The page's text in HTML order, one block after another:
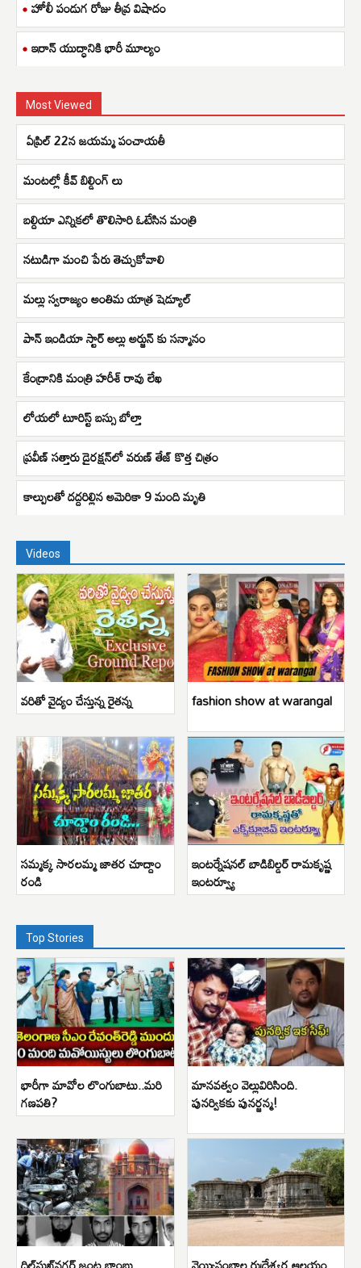
హోలీ పండుగ రోజు తీవ్ర విషాదం
ఇరాన్ యుద్ధానికి భారీ మూల్యం
Most Viewed
ఏప్రిల్ 22న జయమ్మ పంచాయతీ
మంటల్లో కీవ్ బిల్డింగ్ లు
బల్దియా ఎన్నికలో తొలిసారి ఓటేసిన మంత్రి
నటుడిగా మంచి పేరు తెచ్చుకోవాలి
మల్లు స్వరాజ్యం అంతిమ యాత్ర షెడ్యూల్
పాన్ ఇండియా స్టార్ అల్లు అర్జున్ కు సన్మానం
కేంద్రానికి మంత్రి హరీశ్ రావు లేఖ
లోయలో టూరిస్ట్ బస్సు బోల్తా
ప్రవీణ్ సత్తారు డైరక్షన్‌లో వరుణ్ తేజ్ కొత్త చిత్రం
కాల్పులతో దద్దరిల్లిన అమెరికా 9 మంది మృతి
Videos
వరితో వైద్యం చేస్తున్న రైతన్న fashion show at warangal
సమ్మక్క సారలమ్మ జాతర చూద్దాం
రండి
ఇంటర్నేషనల్ బాడిబిల్డర్ రామకృష్ణ
ఇంటర్వ్యూ
Top Stories
భారీగా మావోల లొంగుబాటు..మరి
గణపతి?
మానవత్వం వెల్లువిరిసింది.
పునర్వికకు పునర్జన్మ!